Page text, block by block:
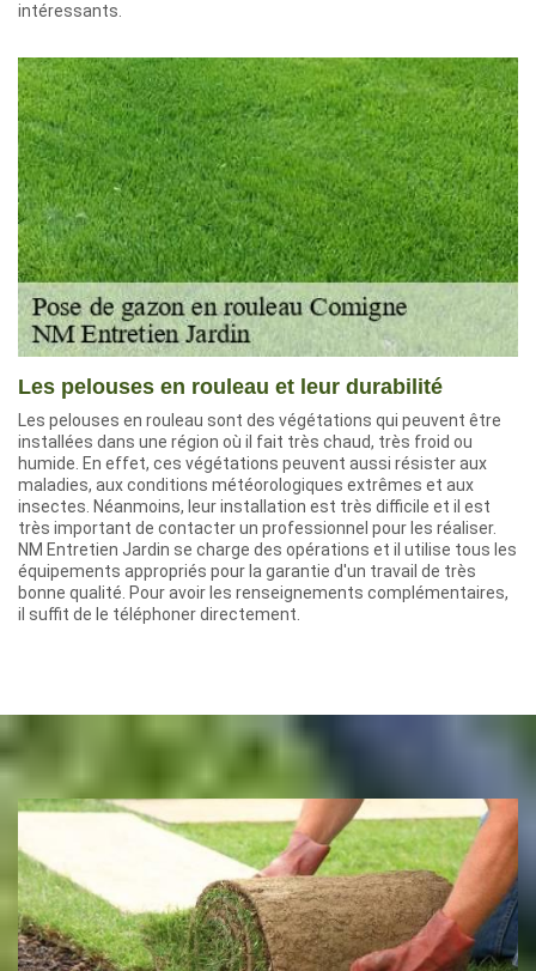
intéressants.
Les pelouses en rouleau et leur durabilité
Les pelouses en rouleau sont des végétations qui peuvent être
installées dans une région où il fait très chaud, très froid ou
humide. En effet, ces végétations peuvent aussi résister aux
maladies, aux conditions météorologiques extrêmes et aux
insectes. Néanmoins, leur installation est très difficile et il est
très important de contacter un professionnel pour les réaliser.
NM Entretien Jardin se charge des opérations et il utilise tous les
équipements appropriés pour la garantie d'un travail de très
bonne qualité. Pour avoir les renseignements complémentaires,
il suffit de le téléphoner directement.